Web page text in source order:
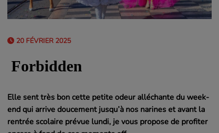
20 FÉVRIER 2025
Elle sent très bon cette petite odeur alléchante du week-
end qui arrive doucement jusqu’à nos narines et avant la
rentrée scolaire prévue lundi, je vous propose de profiter